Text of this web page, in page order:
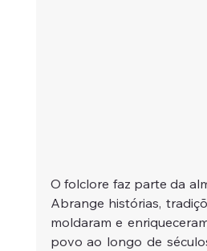
O folclore faz parte da
Abrange histórias,
moldaram e
povo ao longo de